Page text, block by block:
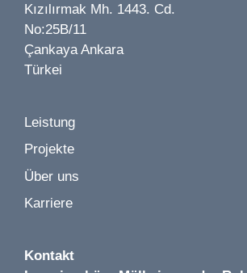
Kızılırmak Mh. 1443. Cd.
No:25B/11
Çankaya Ankara
Türkei
Leistung
Projekte
Über uns
Karriere
Kontakt